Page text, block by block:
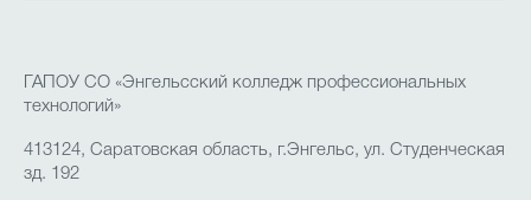
ГАПОУ СО «Энгельсский колледж профессиональных
технологий»
413124, Саратовская область, г.Энгельс, ул. Студенческая
зд. 192